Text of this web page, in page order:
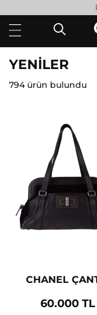
YENILER
794 ürün bulundu
CHANEL
60.000 TL